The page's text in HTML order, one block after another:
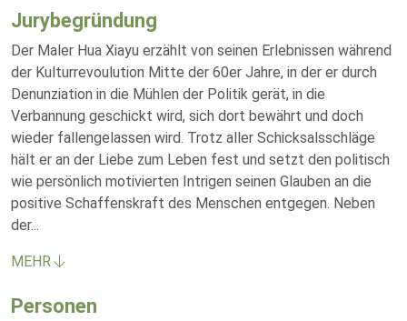
Jurybegründung
Der Maler Hua Xiayu erzählt von seinen Erlebnissen während
der Kulturrevoulution Mitte der 60er Jahre, in der er durch
Denunziation in die Mühlen der Politik gerät, in die
Verbannung geschickt wird, sich dort bewährt und doch
wieder fallengelassen wird. Trotz aller Schicksalsschläge
hält er an der Liebe zum Leben fest und setzt den politisch
wie persönlich motivierten Intrigen seinen Glauben an die
positive Schaffenskraft des Menschen entgegen. Neben
der...
MEHR
Personen